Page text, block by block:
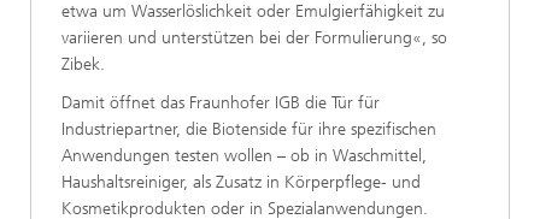
etwa um Wasserlöslichkeit oder Emulgierfähigkeit zu
variieren und unterstützen bei der Formulierung«, so
Zibek.
Damit öffnet das Fraunhofer IGB die Tür für
Industriepartner, die Biotenside für ihre spezifischen
Anwendungen testen wollen – ob in Waschmittel,
Haushaltsreiniger, als Zusatz in Körperpflege- und
Kosmetikprodukten oder in Spezialanwendungen.